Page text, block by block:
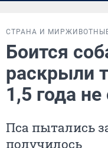
СТРАНА И МИР
Боится
раскрыли
1,5 года
Пса пытались
получилось